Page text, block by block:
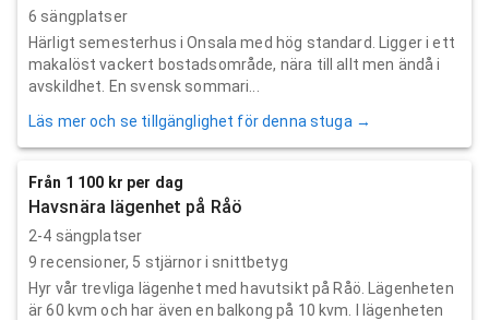
6 sängplatser
Härligt semesterhus i Onsala med hög standard. Ligger i ett
makalöst vackert bostadsområde, nära till allt men ändå i
avskildhet. En svensk sommari...
Läs mer och se tillgänglighet för denna stuga →
Från 1 100 kr per dag
Havsnära lägenhet på Råö
2-4 sängplatser
9 recensioner, 5 stjärnor i snittbetyg
Hyr vår trevliga lägenhet med havutsikt på Råö. Lägenheten
är 60 kvm och har även en balkong på 10 kvm. I lägenheten